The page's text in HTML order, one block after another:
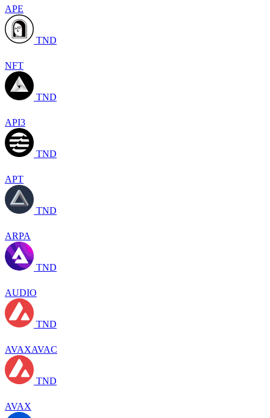
APE
TND
NFT
TND
API3
TND
APT
TND
ARPA
TND
AUDIO
TND
AVAXAVAC
TND
AVAX